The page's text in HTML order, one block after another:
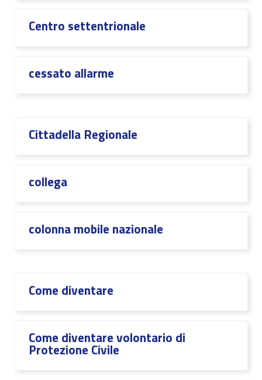
Centro settentrionale
cessato allarme
Cittadella Regionale
collega
colonna mobile nazionale
Come diventare
Come diventare volontario di
Protezione Civile